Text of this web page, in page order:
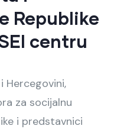
Republike
centru
Hercegovini,
za socijalnu
i predstavnici